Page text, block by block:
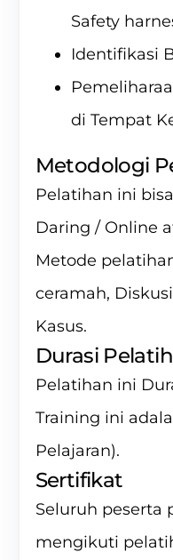
Safety
Identifikasi
di Tempat
Metodologi
Pelatihan ini
Daring / Online
Metode
ceramah,
Kasus.
Durasi
Pelatihan ini
Training ini
Pelajaran).
Sertifikat
Seluruh peserta
mengikuti